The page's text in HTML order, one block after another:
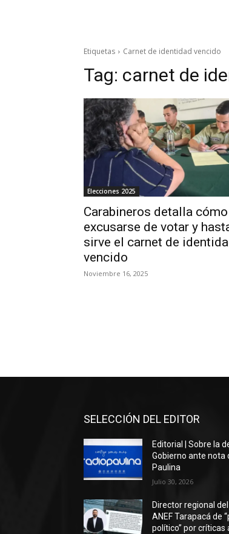
Etiquetas Carnet de identidad vencido
Tag: carnet de
Elecciones 2025
Carabineros detalla cómo
excusarse de votar y
sirve el carnet de
vencido
Noviembre 16, 2025
SELECCIÓN DEL EDITOR
Editorial | Sobre la
Gobierno ante nota
Paulina
Julio 30, 2026
Director regional
ANEF Tarapacá de
político” por críticas